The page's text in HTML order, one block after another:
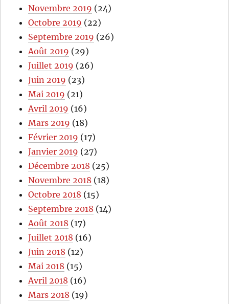
Novembre 2019 (24)
Octobre 2019 (22)
Septembre 2019 (26)
Août 2019 (29)
Juillet 2019 (26)
Juin 2019 (23)
Mai 2019 (21)
Avril 2019 (16)
Mars 2019 (18)
Février 2019 (17)
Janvier 2019 (27)
Décembre 2018 (25)
Novembre 2018 (18)
Octobre 2018 (15)
Septembre 2018 (14)
Août 2018 (17)
Juillet 2018 (16)
Juin 2018 (12)
Mai 2018 (15)
Avril 2018 (16)
Mars 2018 (19)